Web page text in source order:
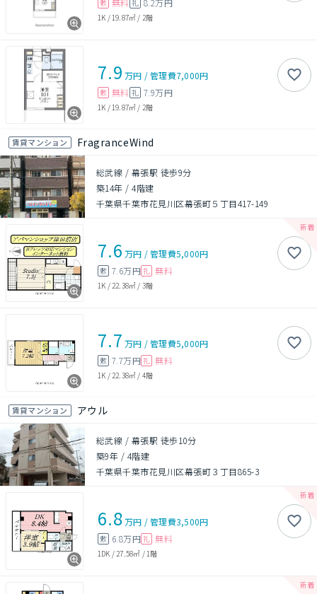
敷 礼
1K / 19.87㎡ / 2階
7.9 万円 /管理費7,000円
敷 無料 礼 7.9万円
1K / 19.87㎡ / 2階
賃貸マンション FragranceWind
総武線 / 幕張駅 徒歩9分
築14年 /4階建
千葉県千葉市花見川区幕張町５丁目417-149
7.6 万円 /管理費5,000円
敷 7.6万円 礼 無料
1K / 22.38㎡ / 3階
7.7 万円 /管理費5,000円
敷 7.7万円 礼 無料
1K / 22.38㎡ / 4階
賃貸マンション アウル
総武線 / 幕張駅 徒歩10分
築9年 / 4階建
千葉県千葉市花見川区幕張町３丁目865-3
6.8万円 /管理費3,500円
敷 6.8万円 礼 無料
1DK / 27.58㎡ / 1階